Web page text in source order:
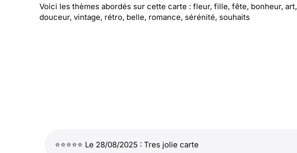
Voici les thèmes abordés sur cette carte : fleur, fille, fête, bonheur, art,
douceur, vintage, rétro, belle, romance, sérénité, souhaits
⭐⭐⭐⭐⭐ Le 28/08/2025 : Tres jolie carte